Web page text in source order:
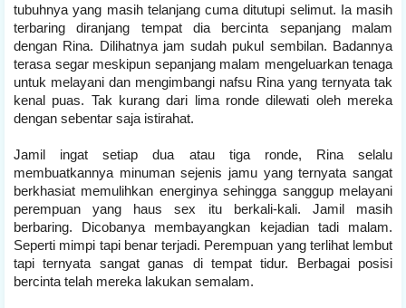
tubuhnya yang masih telanjang cuma ditutupi selimut. Ia masih
terbaring diranjang tempat dia bercinta sepanjang malam
dengan Rina. Dilihatnya jam sudah pukul sembilan. Badannya
terasa segar meskipun sepanjang malam mengeluarkan tenaga
untuk melayani dan mengimbangi nafsu Rina yang ternyata tak
kenal puas. Tak kurang dari lima ronde dilewati oleh mereka
dengan sebentar saja istirahat.
Jamil ingat setiap dua atau tiga ronde, Rina selalu
membuatkannya minuman sejenis jamu yang ternyata sangat
berkhasiat memulihkan energinya sehingga sanggup melayani
perempuan yang haus sex itu berkali-kali. Jamil masih
berbaring. Dicobanya membayangkan kejadian tadi malam.
Seperti mimpi tapi benar terjadi. Perempuan yang terlihat lembut
tapi ternyata sangat ganas di tempat tidur. Berbagai posisi
bercinta telah mereka lakukan semalam.